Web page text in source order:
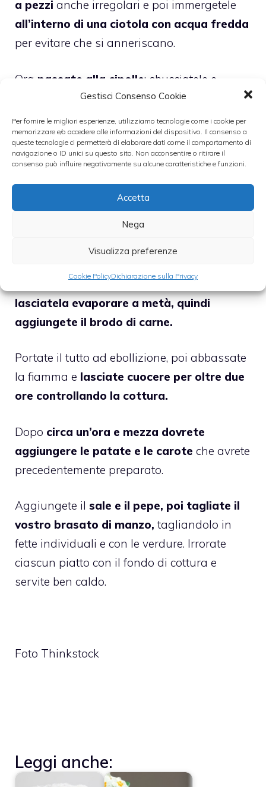
Gestisci Consenso Cookie
Per fornire le migliori esperienze, utilizziamo tecnologie come i cookie per
memorizzare e/o accedere alle informazioni del dispositivo. Il consenso a
queste tecnologie ci permetterà di elaborare dati come il comportamento di
navigazione o ID unici su questo sito. Non acconsentire o ritirare il
consenso può influire negativamente su alcune caratteristiche e funzioni.
Accetta
Nega
Visualizza preferenze
Cookie PolicyDichiarazione sulla Privacy
a pezzi anche irregolari e poi immergetele
all’interno di una ciotola con acqua fredda
per evitare che si anneriscano.
Ora passate alla cipolle: sbucciatele e
tagliatele ad anelli. Prendete una
casseruola in terracotta e mettere le
cipolle all’interno lasciandole rosolare con
il burro e il lardo.
Quando le cipolle saranno
aggiungeteanche la carne di manzo
lasciandola rosolareper qualche minuto su
Bagnate la carne con la Guinness e poi
lasciatela evaporare a metà, quindi
aggiungete il brodo di carne.
Portate il tutto ad ebollizione, poi abbassate
la fiamma e lasciate cuocere per oltre due
ore controllando la cottura.
Dopo circa un’ora e mezza dovrete
aggiungere le patate e le carote che avrete
precedentemente preparato.
Aggiungete il sale e il pepe, poi tagliate il
vostro brasato di manzo, tagliandolo in
fette individuali e con le verdure. Irrorate
ciascun piatto con il fondo di cottura e
servite ben caldo.
Foto Thinkstock
Leggi anche: